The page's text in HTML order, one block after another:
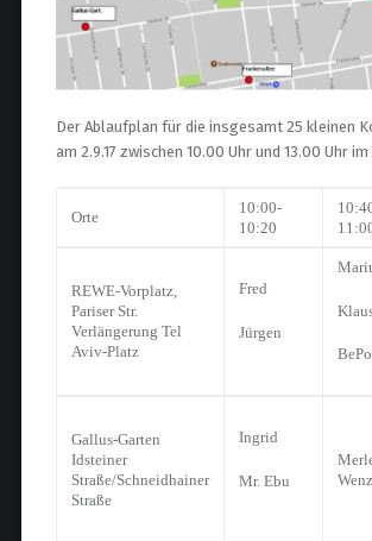
Der Ablaufplan für die insgesamt 25 kleinen
am 2.9.17 zwischen 10.00 Uhr und 13.00 Uhr
Orte
10:00-
10:20
REWE-Vorplatz,
Pariser Str.
Verlängerung Tel
Aviv-Platz
Fred
Jürgen
Gallus-Garten
Idsteiner
Straße/Schneidhainer
Straße
Ingrid
Mr. Ebu